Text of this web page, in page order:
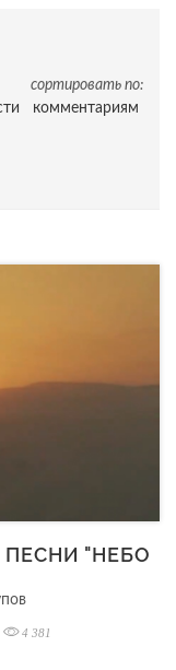
сортировать по:
комментариям
ПЕСНИ "НЕБО
4 381